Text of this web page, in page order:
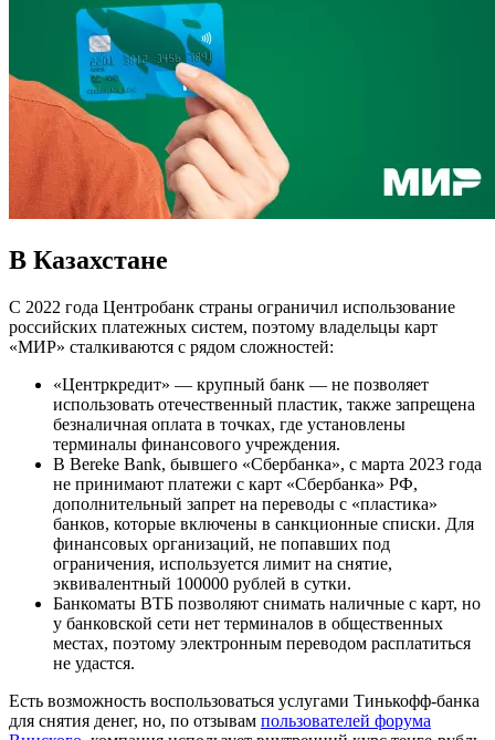
В Казахстане
С 2022 года Центробанк страны ограничил использование
российских платежных систем, поэтому владельцы карт
«МИР» сталкиваются с рядом сложностей:
«Центркредит» — крупный банк — не позволяет
использовать отечественный пластик, также запрещена
безналичная оплата в точках, где установлены
терминалы финансового учреждения.
В Bereke Bank, бывшего «Сбербанка», с марта 2023 года
не принимают платежи с карт «Сбербанка» РФ,
дополнительный запрет на переводы с «пластика»
банков, которые включены в санкционные списки. Для
финансовых организаций, не попавших под
ограничения, используется лимит на снятие,
эквивалентный 100000 рублей в сутки.
Банкоматы ВТБ позволяют снимать наличные с карт, но
у банковской сети нет терминалов в общественных
местах, поэтому электронным переводом расплатиться
не удастся.
Есть возможность воспользоваться услугами Тинькофф-банка
для снятия денег, но, по отзывам пользователей форума